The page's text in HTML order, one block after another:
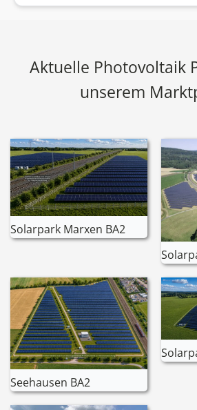
Aktuelle Photovoltaik
unserem
Solarpark Marxen BA2
Seehausen BA2